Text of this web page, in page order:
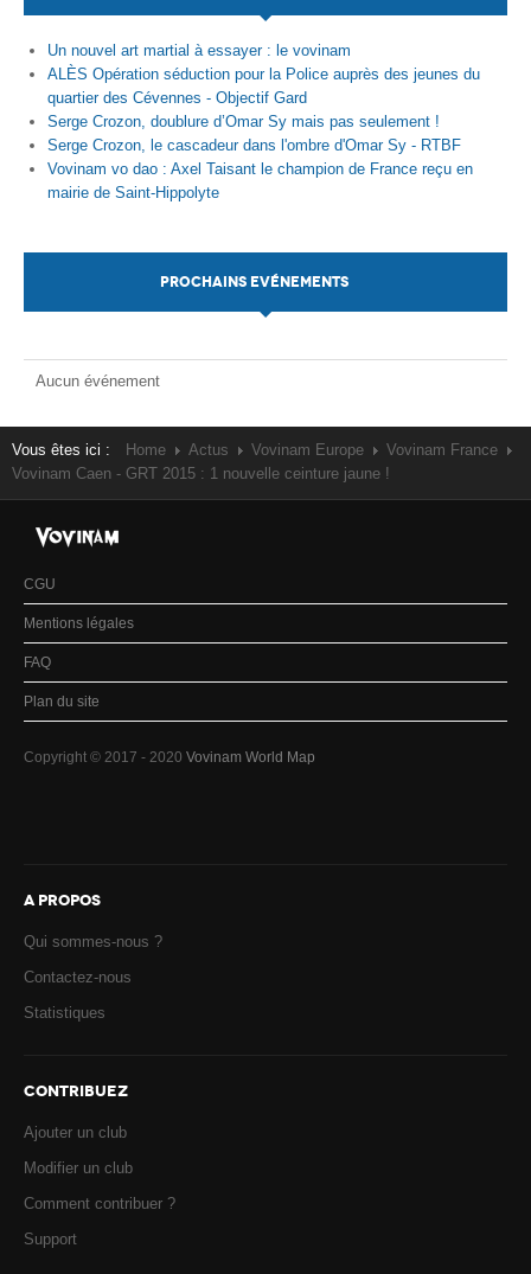
Un nouvel art martial à essayer : le vovinam
ALÈS Opération séduction pour la Police auprès des jeunes du
quartier des Cévennes - Objectif Gard
Serge Crozon, doublure d’Omar Sy mais pas seulement !
Serge Crozon, le cascadeur dans l'ombre d'Omar Sy - RTBF
Vovinam vo dao : Axel Taisant le champion de France reçu en
mairie de Saint-Hippolyte
PROCHAINS EVÉNEMENTS
Aucun événement
Vous êtes ici : Home Actus Vovinam Europe
Vovinam France
Vovinam Caen - GRT 2015 : 1 nouvelle ceinture jaune !
CGU
Mentions légales
FAQ
Plan du site
Copyright © 2017 - 2020 Vovinam World Map
A PROPOS
Qui sommes-nous ?
Contactez-nous
Statistiques
CONTRIBUEZ
Ajouter un club
Modifier un club
Comment contribuer ?
Support